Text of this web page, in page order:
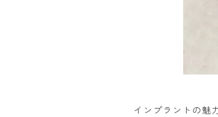
インプラントの魅